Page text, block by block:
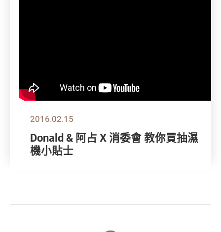
2016.02.15
Donald & 阿占 X 消委會 教你買抽濕
機小貼士